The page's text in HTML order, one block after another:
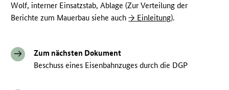
Wolf, interner Einsatzstab, Ablage (Zur Verteilung der
Berichte zum Mauerbau siehe auch→ Einleitung).
Zum nächsten Dokument
Beschuss eines Eisenbahnzuges durch die DGP